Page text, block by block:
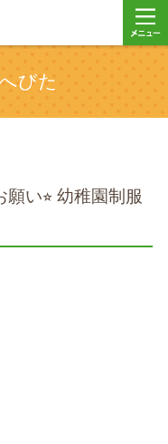
びた
い⭐︎ 幼稚園制服